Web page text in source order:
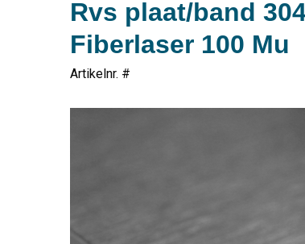
Rvs plaat/band
Fiberlaser 100 Mu
Artikelnr. #